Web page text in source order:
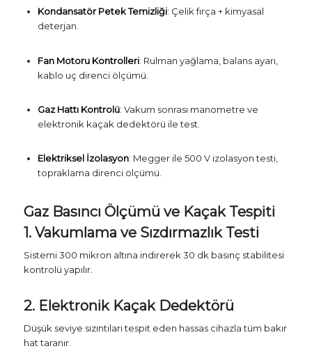
Kondansatör Petek Temizliği: Çelik fırça + kimyasal
deterjan.
Fan Motoru Kontrolleri: Rulman yağlama, balans ayarı,
kablo uç direnci ölçümü.
Gaz Hattı Kontrolü: Vakum sonrası manometre ve
elektronik kaçak dedektörü ile test.
Elektriksel İzolasyon: Megger ile 500 V izolasyon testi,
topraklama direnci ölçümü.
Gaz Basıncı Ölçümü ve Kaçak Tespiti
1. Vakumlama ve Sızdırmazlık Testi
Sistemi 300 mikron altına indirerek 30 dk basınç stabilitesi
kontrolü yapılır.
2. Elektronik Kaçak Dedektörü
Düşük seviye sızıntıları tespit eden hassas cihazla tüm bakır
hat taranır.